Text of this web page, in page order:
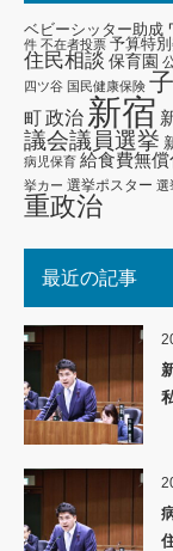
ベビーシッター助成
件 不在者投票 予算特
住民相談 保育園
四ツ谷 国民健康保険
町政治 新宿
議会議員選挙
病児保育 給食費無償
挙カー 選挙ポスター 選
重政治
最近の記事